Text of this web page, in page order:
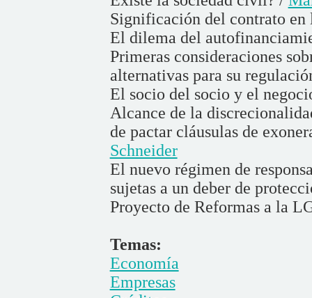
Significación del contrato
El dilema del
Primeras consideraciones
alternativas para su
El socio del socio y el
Alcance de la
de pactar cláusulas de
Schneider
El nuevo régimen de
sujetas a un deber de
Proyecto de Reformas a la
Temas:
Economía
Empresas